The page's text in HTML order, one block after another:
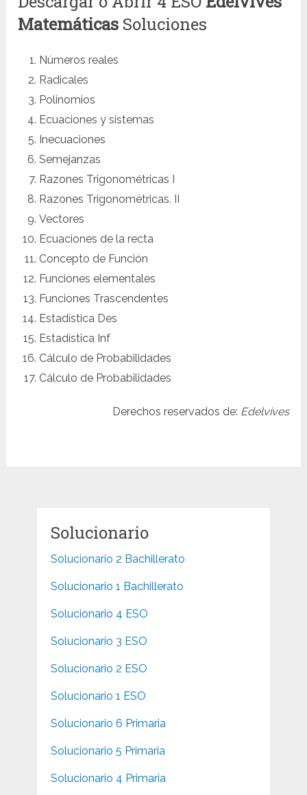
Matemáticas Soluciones
Números reales
Radicales
Polinomios
Ecuaciones y sistemas
Inecuaciones
Semejanzas
Razones Trigonométricas I
Razones Trigonométricas. II
Vectores
Ecuaciones de la recta
Concepto de Función
Funciones elementales
Funciones Trascendentes
Estadística Des
Estadística Inf
Cálculo de Probabilidades
Cálculo de Probabilidades
Derechos reservados de: Edelvives
Solucionario
Solucionario 2 Bachillerato
Solucionario 1 Bachillerato
Solucionario 4 ESO
Solucionario 3 ESO
Solucionario 2 ESO
Solucionario 1 ESO
Solucionario 6 Primaria
Solucionario 5 Primaria
Solucionario 4 Primaria